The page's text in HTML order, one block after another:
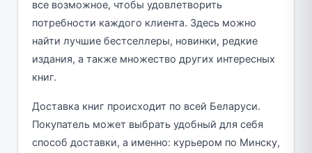
все возможное, чтобы удовлетворить
потребности каждого клиента. Здесь можно
найти лучшие бестселлеры, новинки, редкие
издания, а также множество других интересных
книг.
Доставка книг происходит по всей Беларуси.
Покупатель может выбрать удобный для себя
способ доставки, а именно: курьером по Минску,